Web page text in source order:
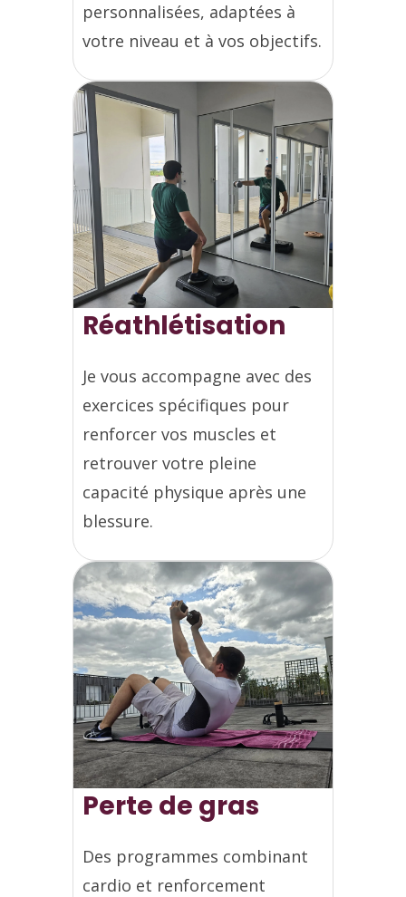
personnalisées, adaptées à
votre niveau et à vos objectifs.
Réathlétisation
Je vous accompagne avec des
exercices spécifiques pour
renforcer vos muscles et
retrouver votre pleine
capacité physique après une
blessure.
Perte de gras
Des programmes combinant
cardio et renforcement